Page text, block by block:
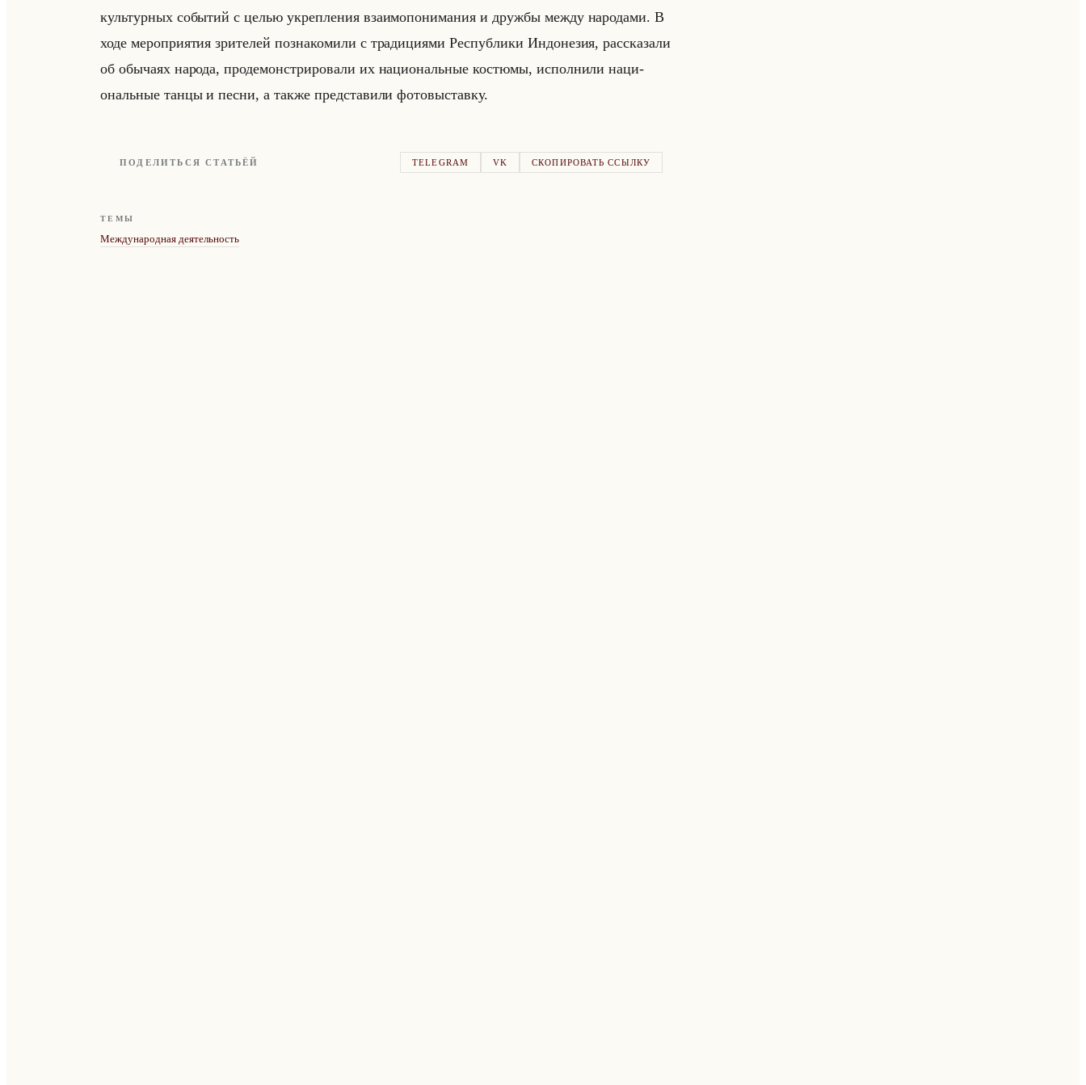
культур­ных со­бы­тий с целью укреп­ле­ния вза­имо­по­ни­ма­ния и друж­бы между на­ро­да­ми. В
ходе ме­ро­при­ятия зри­те­лей по­зна­ко­ми­ли с тра­ди­ци­ями Рес­пуб­ли­ки Ин­до­не­зия, рас­ска­за­ли
об обы­ча­ях на­ро­да, про­де­мон­стри­ро­ва­ли их на­ци­ональные ко­стю­мы, ис­пол­ни­ли на­ци­
ональные танцы и песни, а также пред­ста­ви­ли фо­то­вы­став­ку.
ПОДЕЛИТЬСЯ СТАТЬЁЙ TELEGRAM VK СКОПИРОВАТЬ ССЫЛКУ
ТЕМЫ
Международная деятельность